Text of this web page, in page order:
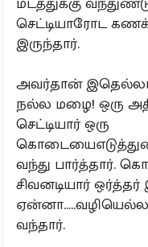
செட்டியாரோட
இருந்தார்.
அவர்தான்
நல்ல மழை! ஒரு
செட்டியார் ஒரு
வந்து பார்த்தார்.
சிவனடியார் ஒர்த்தர்
வந்தார்.